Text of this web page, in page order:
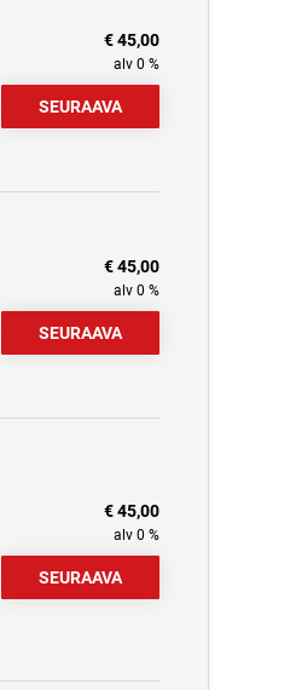
€ 45,00
alv 0 %
€ 45,00
alv 0 %
€ 45,00
alv 0 %